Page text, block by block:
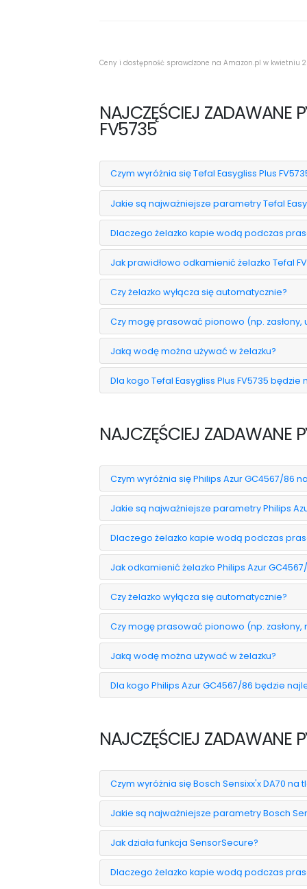
Ceny i dostępność sprawdzone na Amazon.pl w kwietniu
NAJCZĘŚCIEJ ZADAWANE
FV5735
Czym wyróżnia się Tefal Easygliss Plus
Jakie są najważniejsze parametry Tefal
Dlaczego żelazko kapie wodą podczas
Jak prawidłowo odkamienić żelazko Tefal
Czy żelazko wyłącza się automatycznie?
Czy mogę prasować pionowo (np. zasłony,
Jaką wodę można używać w żelazku?
Dla kogo Tefal Easygliss Plus FV5735
NAJCZĘŚCIEJ ZADAWANE
Czym wyróżnia się Philips Azur GC4567/86
Jakie są najważniejsze parametry Philips
Dlaczego żelazko kapie wodą podczas
Jak odkamienić żelazko Philips Azur
Czy żelazko wyłącza się automatycznie?
Czy mogę prasować pionowo (np. zasłony,
Jaką wodę można używać w żelazku?
Dla kogo Philips Azur GC4567/86 będzie
NAJCZĘŚCIEJ ZADAWANE
Czym wyróżnia się Bosch Sensixx'x DA70 na
Jakie są najważniejsze parametry Bosch
Jak działa funkcja SensorSecure?
Dlaczego żelazko kapie wodą podczas